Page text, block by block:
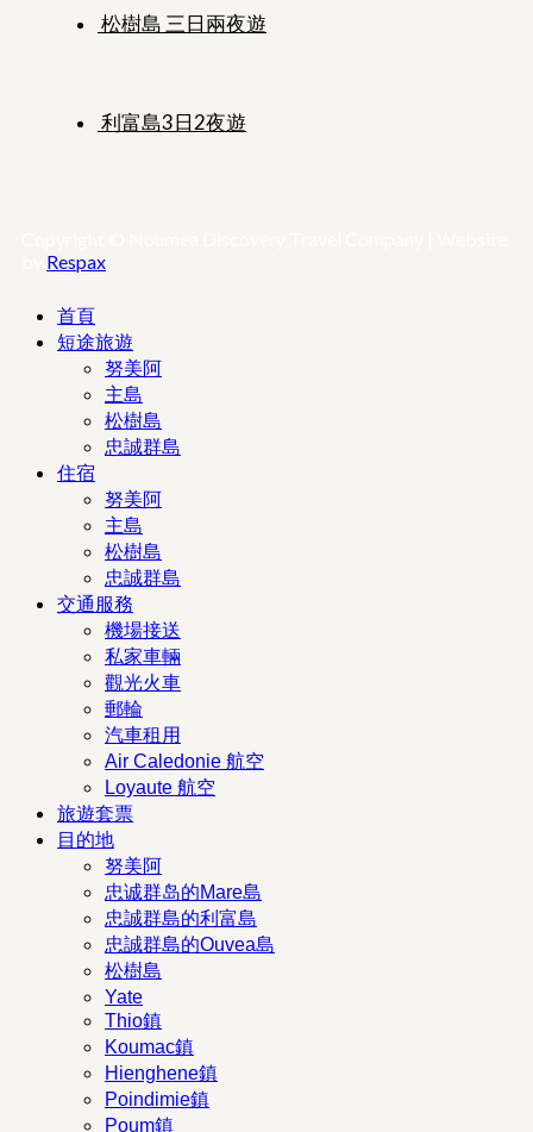
松樹島 三日兩夜遊
利富島3日2夜遊
Respax
首頁
短途旅遊
努美阿
主島
松樹島
忠誠群島
住宿
努美阿
主島
松樹島
忠誠群島
交通服務
機場接送
私家車輛
觀光火車
郵輪
汽車租用
Air Caledonie 航空
Loyaute 航空
旅遊套票
目的地
努美阿
忠诚群岛的Mare島
忠誠群島的利富島
忠誠群島的Ouvea島
松樹島
Yate
Thio鎮
Koumac鎮
Hienghene鎮
Poindimie鎮
Poum鎮